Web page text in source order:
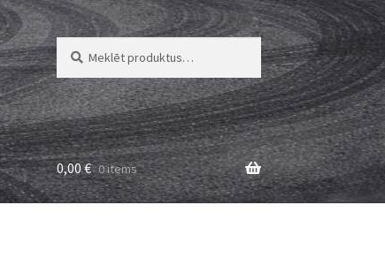
Meklēt:
Meklēt
0,00€ 0 items